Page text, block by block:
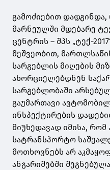
გამოძიებით
მარნეულში მდებარე
ცენტრის – შპს „ტექ-
მეშვეობით,
სარგებლის მიღების
ახორციელებდნენ
სარგებლობაში
გაუმართავი
ინსპექტირების
მიუხედავად იმისა,
სატრანსპორტო
მოთხოვნებს არ
ანგარიშებში